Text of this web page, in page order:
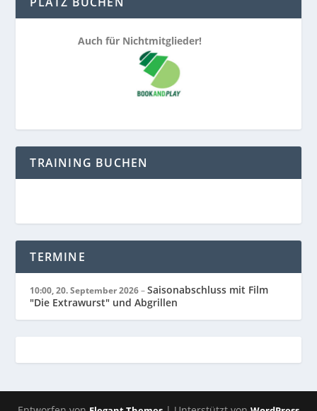
Auch für Nichtmitglieder!
TRAINING BUCHEN
TERMINE
10:00,20. September 2026–Saisonabschluss mit Film
"Die Extrawurst" und Abgrillen